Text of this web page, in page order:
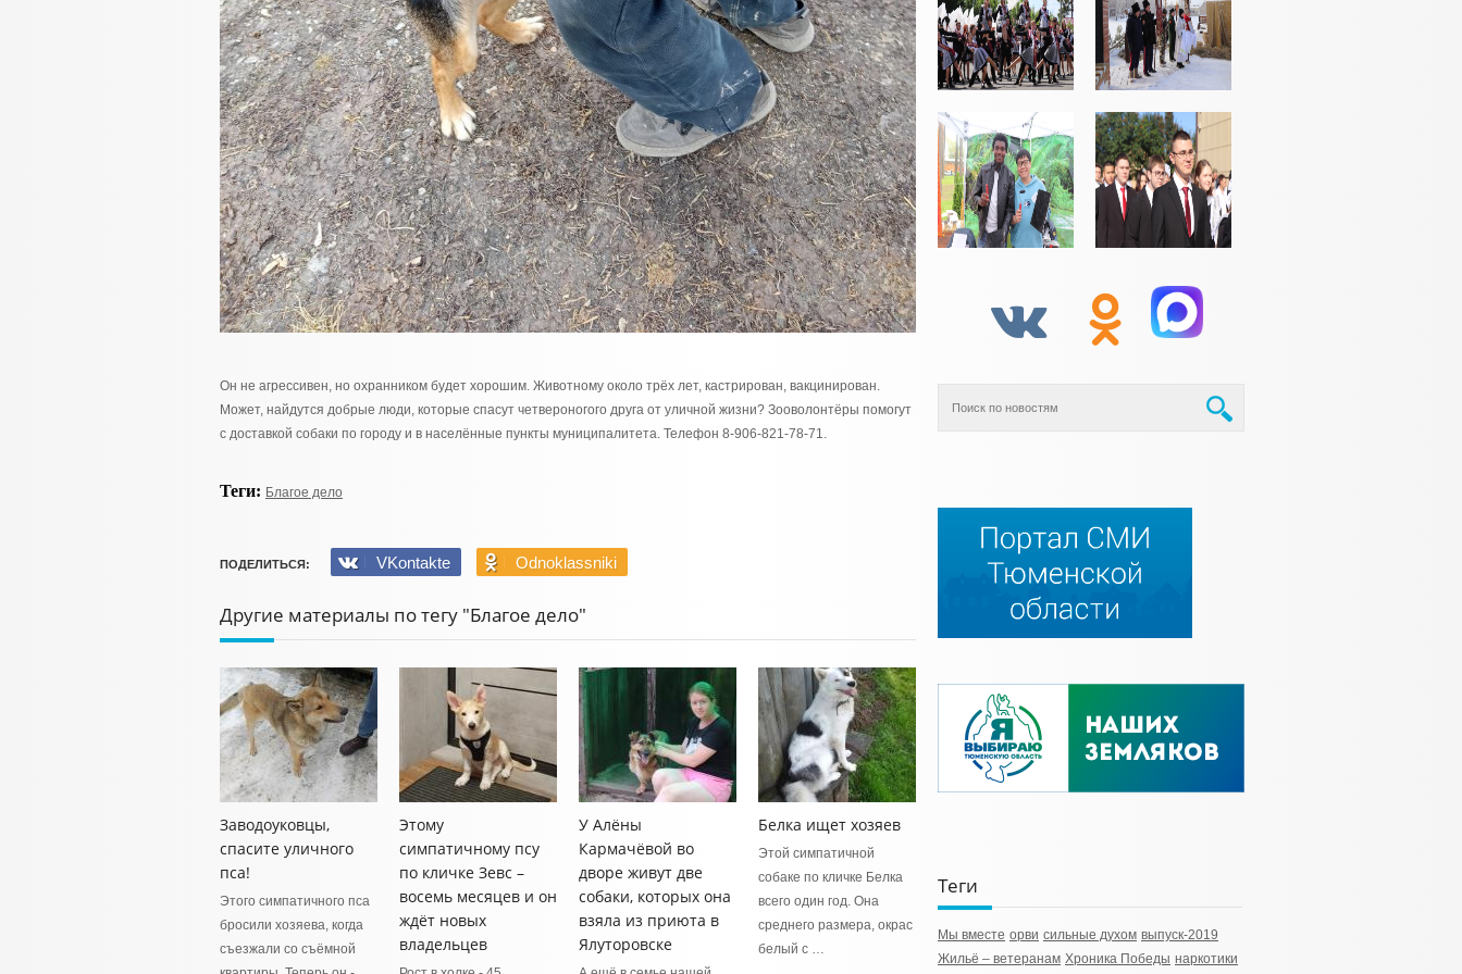
Он не агрессивен, но охранником будет хорошим. Животному около трёх лет, кастрирован, вакцинирован.
Может, найдутся добрые люди, которые спасут четвероногого друга от уличной жизни? Зооволонтёры помогут
с доставкой собаки по городу и в населённые пункты муниципалитета. Телефон 8-906-821-78-71.
Теги: Благое дело
ПОДЕЛИТЬСЯ: VKontakte Odnoklassniki
Другие материалы по тегу "Благое дело"
Заводоуковцы,
спасите уличного
пса!
Этого симпатичного пса
бросили хозяева, когда
съезжали со съёмной
Этому
симпатичному псу
по кличке Зевс –
восемь месяцев и он
ждёт новых
владельцев
У Алёны
Кармачёвой во
дворе живут две
собаки, которых она
взяла из приюта в
Ялуторовске
Белка ищет хозяев
Этой симпатичной
собаке по кличке Белка
всего один год. Она
среднего размера, окрас
белый с …
Теги
Мы вместе орви сильные духом выпуск-2019
Жильё – ветеранам Хроника Победы наркотики